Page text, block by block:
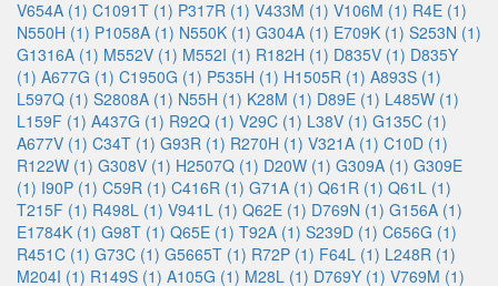
V654A (1) C1091T (1) P317R (1) V433M (1) V106M (1) R4E (1)
N550H (1) P1058A (1) N550K (1) G304A (1) E709K (1) S253N (1)
G1316A (1) M552V (1) M552I (1) R182H (1) D835V (1) D835Y
(1) A677G (1) C1950G (1) P535H (1) H1505R (1) A893S (1)
L597Q (1) S2808A (1) N55H (1) K28M (1) D89E (1) L485W (1)
L159F (1) A437G (1) R92Q (1) V29C (1) L38V (1) G135C (1)
A677V (1) C34T (1) G93R (1) R270H (1) V321A (1) C10D (1)
R122W (1) G308V (1) H2507Q (1) D20W (1) G309A (1) G309E
(1) I90P (1) C59R (1) C416R (1) G71A (1) Q61R (1) Q61L (1)
T215F (1) R498L (1) V941L (1) Q62E (1) D769N (1) G156A (1)
E1784K (1) G98T (1) Q65E (1) T92A (1) S239D (1) C656G (1)
R451C (1) G73C (1) G5665T (1) R72P (1) F64L (1) L248R (1)
M204I (1) R149S (1) A105G (1) M28L (1) D769Y (1) V769M (1)